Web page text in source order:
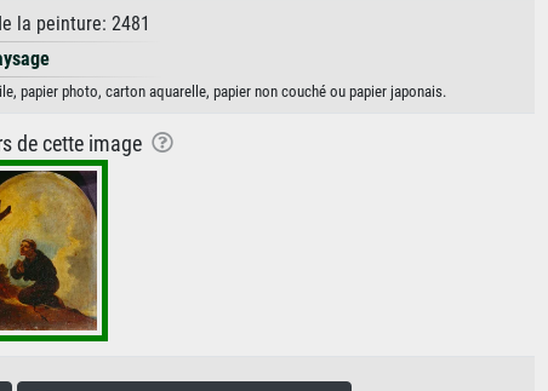
la peinture: 2481
papier photo, carton aquarelle, papier non couché ou papier japonais.
de cette image